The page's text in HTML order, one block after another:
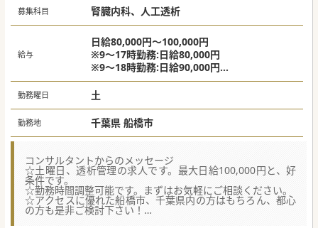
募集科目 腎臓内科、人工透析
給与
日給80,000円～100,000円
※9～17時勤務:日給80,000円
※9～18時勤務:日給90,000円
※9～19時勤務:日給100,000円
勤務曜日 土
勤務地 千葉県 船橋市
コンサルタントからのメッセージ
☆土曜日、透析管理の求人です。最大日給100,000円と、好
条件です。
☆勤務時間調整可能です。まずはお気軽にご相談ください。
☆アクセスに優れた船橋市、千葉県内の方はもちろん、都心
の方も是非ご検討下さい！
☆テレビでも取り上げられる有名病院、様々な専門科があ